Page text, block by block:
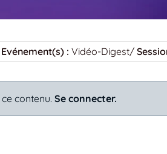
Evénement(s) : Vidéo-Digest/
contenu. Se connecter.